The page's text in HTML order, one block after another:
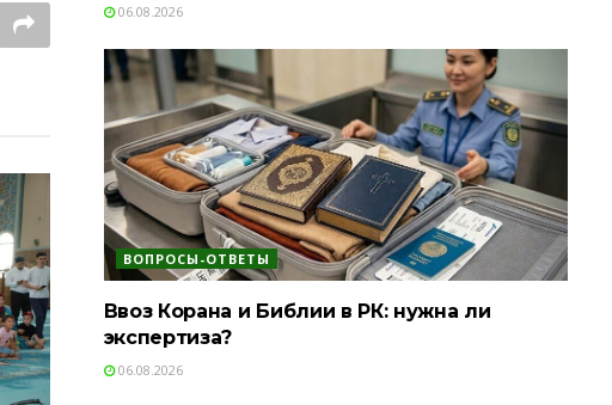
06.08.2026
ВОПРОСЫ-ОТВЕТЫ
Ввоз Корана и Библии в РК: нужна ли
экспертиза?
06.08.2026